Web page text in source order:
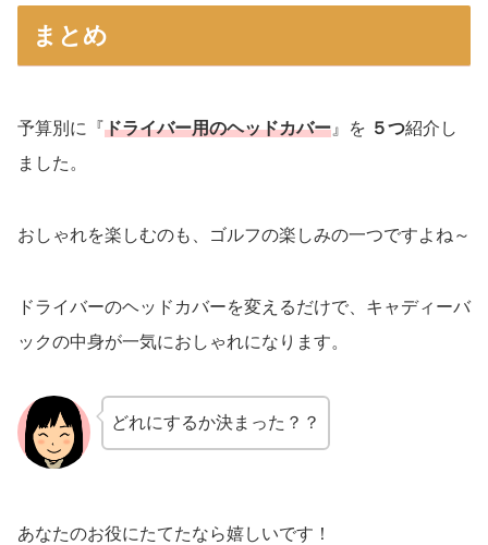
まとめ
予算別に『ドライバー用のヘッドカバー 』を ５つ紹介し
ました。
おしゃれを楽しむのも、ゴルフの楽しみの一つですよね～
ドライバーのヘッドカバーを変えるだけで、キャディーバ
ックの中身が一気におしゃれになります。
どれにするか決まった？？
あなたのお役にたてたなら嬉しいです！